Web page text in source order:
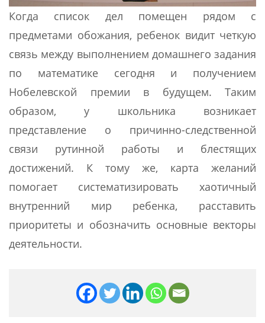
Когда список дел помещен рядом с
предметами обожания, ребенок видит четкую
связь между выполнением домашнего задания
по математике сегодня и получением
Нобелевской премии в будущем. Таким
образом, у школьника возникает
представление о причинно-следственной
связи рутинной работы и блестящих
достижений. К тому же, карта желаний
помогает систематизировать хаотичный
внутренний мир ребенка, расставить
приоритеты и обозначить основные векторы
деятельности.